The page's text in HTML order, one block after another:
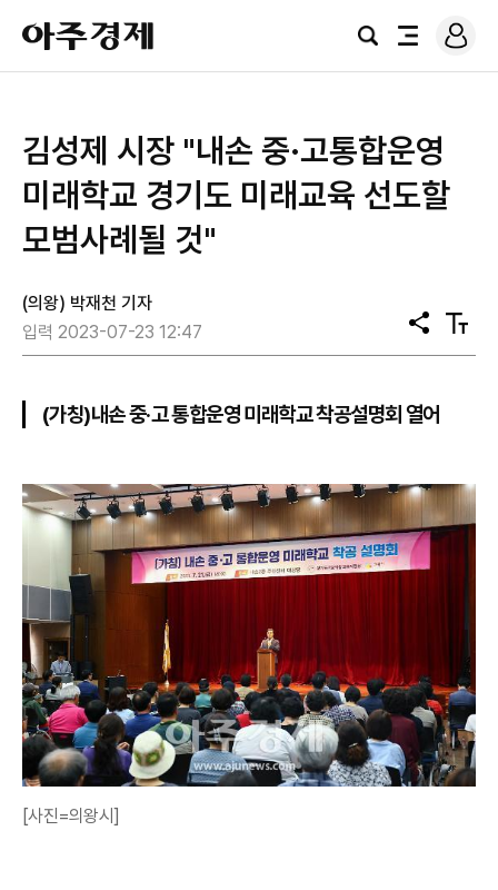
아
주
경
검
전
로
그
김성제 시장 "내손 중·고통합운영
미래학교 경기도 미래교육 선도할
모범사례될 것"
(의왕) 박재천 기자
입력 2023-07-23 12:47
공
유
텍
스
(가칭)내손 중·고 통합운영 미래학교 착공설명회 열어
[사진=의왕시]